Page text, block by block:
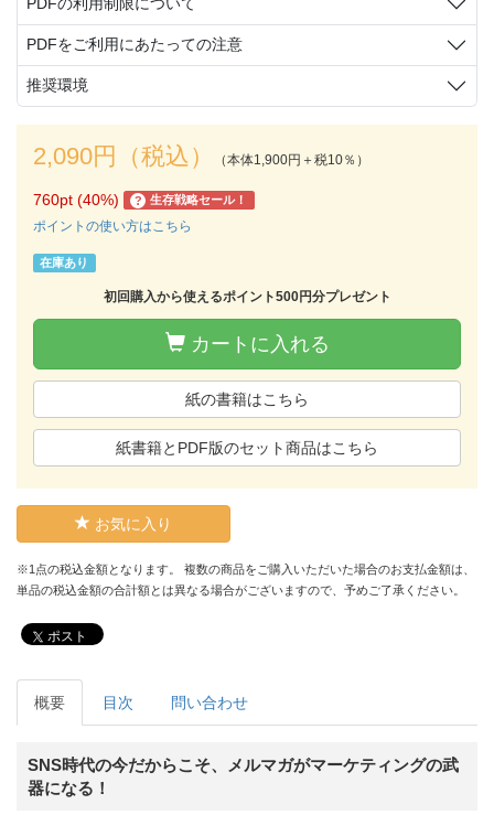
PDFの利用制限について
PDFをご利用にあたっての注意
推奨環境
2,090円（税込） （本体1,900円＋税10％）
760pt (40%) ? 生存戦略セール！
ポイントの使い方はこちら
在庫あり
初回購入から使えるポイント500円分プレゼント
カートに入れる
紙の書籍はこちら
紙書籍とPDF版のセット商品はこちら
お気に入り
※1点の税込金額となります。 複数の商品をご購入いただいた場合のお支払金額は、
単品の税込金額の合計額とは異なる場合がございますので、予めご了承ください。
ポスト
概要 目次 問い合わせ
SNS時代の今だからこそ、メルマガがマーケティングの武
器になる！